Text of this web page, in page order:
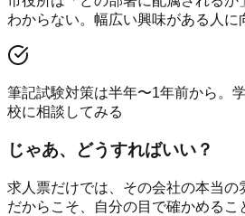
わからない。幅広い興味がある人に
筆記試験対策は半年〜1年前から。
校に相談してみる
じゃあ、どうすればいい？
求人票だけでは、その会社の本当の
だからこそ、
自分の目で確かめる こ